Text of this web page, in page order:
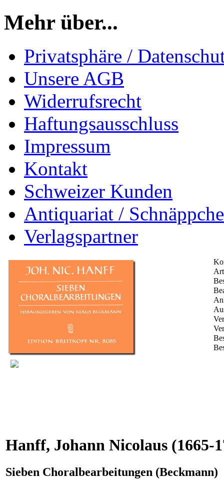
Mehr über...
Privatsphäre /
Unsere AGB
Widerrufsrecht
Haftungsausschluss
Impressum
Kontakt
Schweizer Kunden
Antiquariat /
Verlagspartner
Hanff, Johann Nicolaus (1665-
Sieben Choralbearbeitungen (Beckmann)